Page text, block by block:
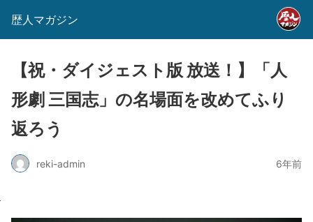
歴人マガジン
【祝・ダイジェスト版 放送！】「人
形劇 三国志」の名場面を改めてふり
返ろう
reki-admin 6年前